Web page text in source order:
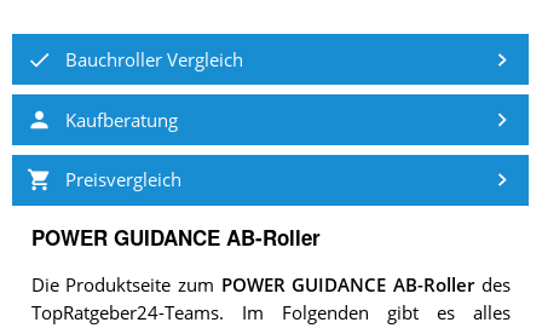
Bauchroller Vergleich
Kaufberatung
Preisvergleich
POWER GUIDANCE AB-Roller
Die Produktseite zum POWER GUIDANCE AB-Rollerdes
TopRatgeber24-Teams. Im Folgenden gibt es alles